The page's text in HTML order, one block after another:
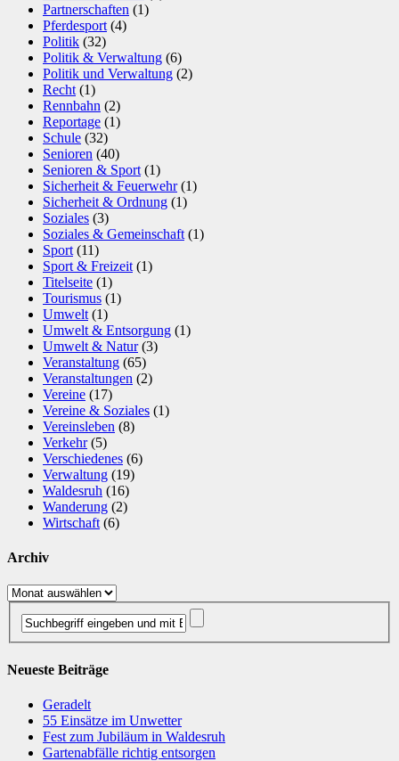
Partnerschaften (1)
Pferdesport (4)
Politik (32)
Politik & Verwaltung (6)
Politik und Verwaltung (2)
Recht (1)
Rennbahn (2)
Reportage (1)
Schule (32)
Senioren (40)
Senioren & Sport (1)
Sicherheit & Feuerwehr(1)
Sicherheit & Ordnung (1)
Soziales (3)
Soziales & Gemeinschaft (1)
Sport (11)
Sport & Freizeit (1)
Titelseite (1)
Tourismus (1)
Umwelt (1)
Umwelt & Entsorgung (1)
Umwelt & Natur(3)
Veranstaltung (65)
Veranstaltungen (2)
Vereine (17)
Vereine & Soziales (1)
Vereinsleben (8)
Verkehr(5)
Verschiedenes (6)
Verwaltung (19)
Waldesruh (16)
Wanderung (2)
Wirtschaft (6)
Archiv
Archiv
Neueste Beiträge
Geradelt
​55 Einsätze im Unwetter
Fest zum Jubiläum in Waldesruh
Gartenabfälle richtig entsorgen